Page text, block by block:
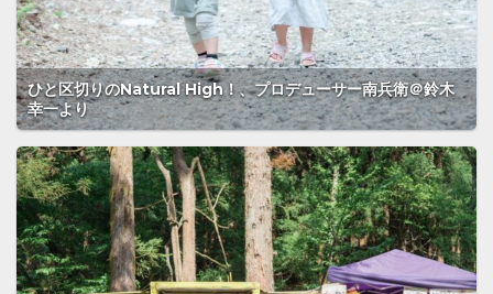
ひと区切りのNatural High！、プロデューサー南兵衛＠鈴木
幸一より